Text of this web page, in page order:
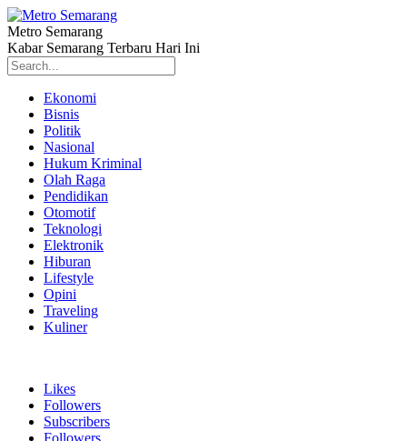
Metro Semarang
Kabar Semarang Terbaru Hari Ini
Ekonomi
Bisnis
Politik
Nasional
Hukum Kriminal
Olah Raga
Pendidikan
Otomotif
Teknologi
Elektronik
Hiburan
Lifestyle
Opini
Traveling
Kuliner
Likes
Followers
Subscribers
Followers